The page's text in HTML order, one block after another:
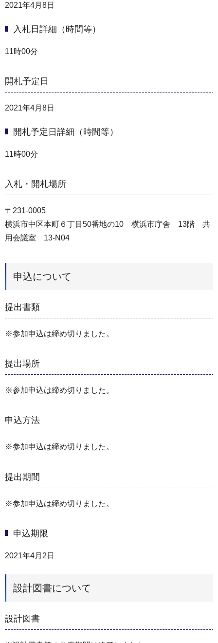
2021年4月8日
入札日詳細（時間等）
11時00分
開札予定日
2021年4月8日
開札予定日詳細（時間等）
11時00分
入札・開札場所
〒231-0005
横浜市中区本町６丁目50番地の10 横浜市庁舎 13階 共
用会議室 13-N04
申込について
提出書類
※参加申込は締め切りました。
提出場所
※参加申込は締め切りました。
申込方法
※参加申込は締め切りました。
提出期間
※参加申込は締め切りました。
申込期限
2021年4月2日
設計図書について
設計図書